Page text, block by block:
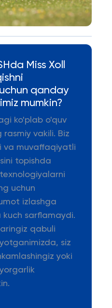
Miss Xoll
qanday
mumkin?
ko'plab o'quv
rasmiy vakili. Biz
va muvaffaqiyatli
topishda
uchun
izlashga
sarflamaydi.
qabuli
siz
yoki